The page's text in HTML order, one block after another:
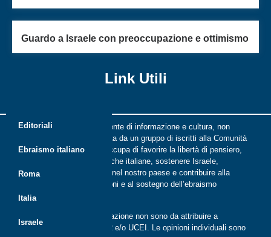
Guardo a Israele con preoccupazione e ottimismo
Link Utili
Editoriali
Ebraismo italiano
Roma
Italia
Israele
Riflessi è una rivista indipendente di informazione e cultura, non
periodica, digitale e on line nata da un gruppo di iscritti alla Comunità
ebraica di Roma. Riflessi si occupa di favorire la libertà di pensiero,
il dialogo tra le comunità ebraiche italiane, sostenere Israele,
promuovere la cultura ebraica nel nostro paese e contribuire alla
crescita delle nuove generazioni e al sostegno dell’ebraismo
italiano.
Le opinioni espresse dalla redazione non sono da attribuire a
nessuna lista presente in CER e/o UCEI. Le opinioni individuali sono